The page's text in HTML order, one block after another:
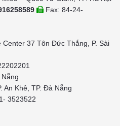
Fax: 84-24-
37 Tôn Đức Thắng, P. Sài
An Khê, TP. Đà Nẵng
3523522